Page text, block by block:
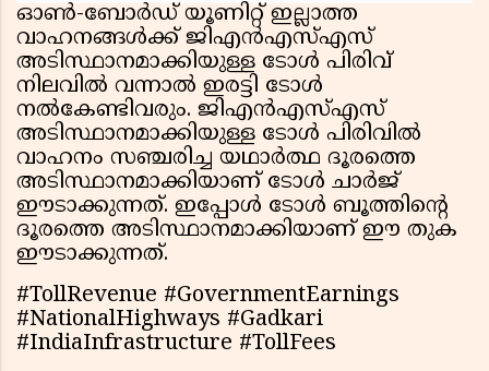
ഓൺ-ബോർഡ് യൂണിറ്റ് ഇല്ലാത്ത
വാഹനങ്ങൾക്ക് ജിഎൻഎസ്എസ്
അടിസ്ഥാനമാക്കിയുള്ള ടോൾ പിരിവ്
നിലവിൽ വന്നാൽ ഇരട്ടി ടോൾ
നൽകേണ്ടിവരും. ജിഎൻഎസ്എസ്
അടിസ്ഥാനമാക്കിയുള്ള ടോൾ പിരിവിൽ
വാഹനം സഞ്ചരിച്ച യഥാർത്ഥ ദൂരത്തെ
അടിസ്ഥാനമാക്കിയാണ് ടോൾ ചാർജ്
ഈടാക്കുന്നത്. ഇപ്പോൾ ടോൾ ബൂത്തിന്റെ
ദൂരത്തെ അടിസ്ഥാനമാക്കിയാണ് ഈ തുക
ഈടാക്കുന്നത്.
#TollRevenue #GovernmentEarnings
#NationalHighways #Gadkari
#IndiaInfrastructure #TollFees